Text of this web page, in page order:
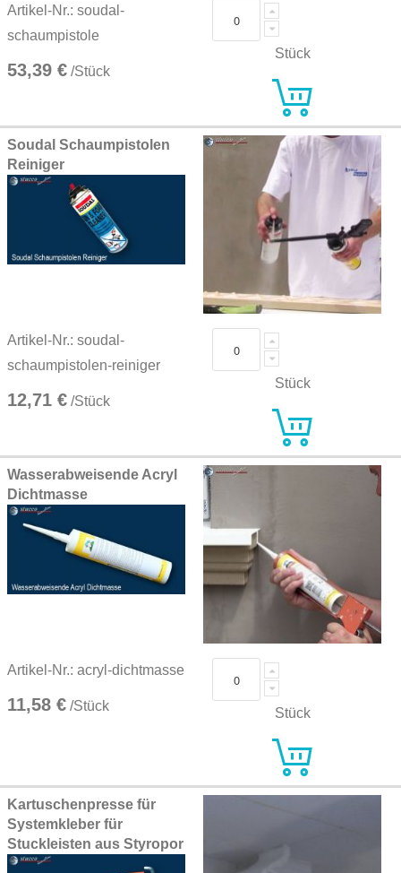
Artikel-Nr.: soudal-
schaumpistole
53,39 € /Stück
Stück
Soudal Schaumpistolen
Reiniger
Artikel-Nr.: soudal-
schaumpistolen-reiniger
12,71 € /Stück
Stück
Wasserabweisende Acryl
Dichtmasse
Artikel-Nr.: acryl-dichtmasse
11,58 € /Stück Stück
Kartuschenpresse für
Systemkleber für
Stuckleisten aus Styropor